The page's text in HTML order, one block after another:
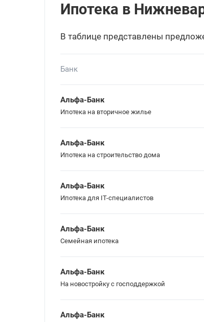
Ипотека в
В таблице представлены
Банк
Альфа-Банк
Ипотека на вторичное жилье
Альфа-Банк
Ипотека на строительство дома
Альфа-Банк
Ипотека для IT-специалистов
Альфа-Банк
Семейная ипотека
Альфа-Банк
На новостройку с господдержкой
Альфа-Банк